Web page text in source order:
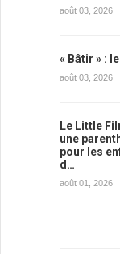
août 03, 2026
« Bâtir » :
août 03, 2026
Le Little
une
pour les
d…
août 01, 2026